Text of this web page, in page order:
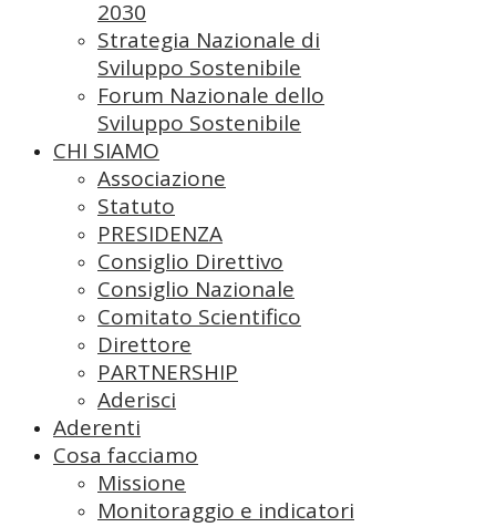
2030
Strategia Nazionale di
Sviluppo Sostenibile
Forum Nazionale dello
Sviluppo Sostenibile
CHI SIAMO
Associazione
Statuto
PRESIDENZA
Consiglio Direttivo
Consiglio Nazionale
Comitato Scientifico
Direttore
PARTNERSHIP
Aderisci
Aderenti
Cosa facciamo
Missione
Monitoraggio e indicatori